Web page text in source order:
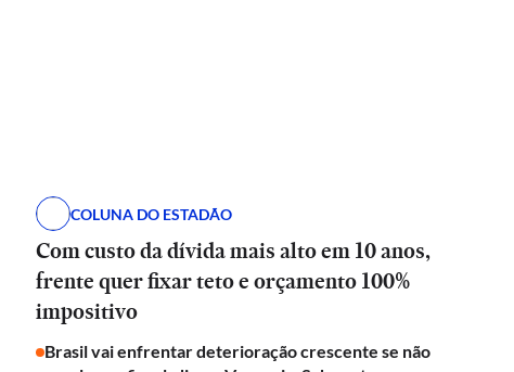
COLUNA DO ESTADÃO
Com custo da dívida mais alto em 10 anos,
frente quer fixar teto e orçamento 100%
impositivo
Brasil vai enfrentar deterioração crescente se não